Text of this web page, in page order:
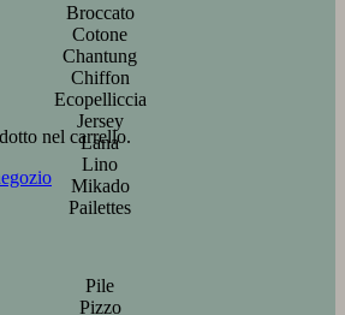
nel carrello.
Broccato
Cotone
Chantung
Chiffon
Ecopelliccia
Jersey
Lana
Lino
Mikado
Pailettes
Pile
Pizzo